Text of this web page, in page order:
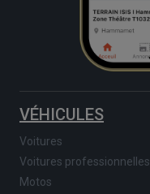
VÉHICULES
Voitures
Voitures professionnelles
Motos